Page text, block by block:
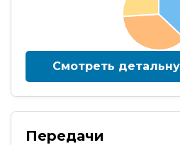
Смотреть
Передачи